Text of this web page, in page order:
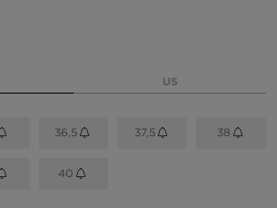
US
36,5 37,5 38
40